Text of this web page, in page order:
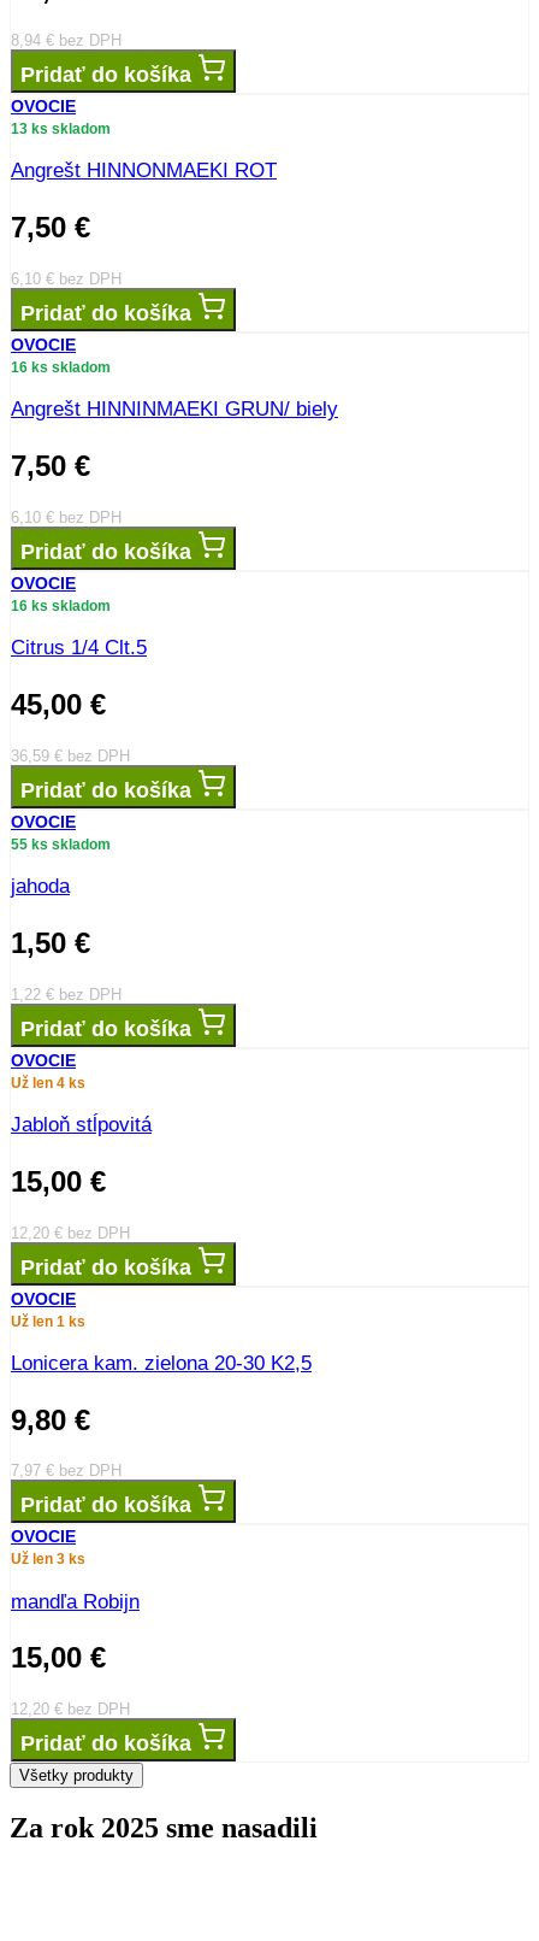
8,94 € bez DPH
Pridať do košíka
OVOCIE
13 ks skladom
Angrešt HINNONMAEKI ROT
7,50 €
6,10 € bez DPH
Pridať do košíka
OVOCIE
16 ks skladom
Angrešt HINNINMAEKI GRUN/ biely
7,50 €
6,10 € bez DPH
Pridať do košíka
OVOCIE
16 ks skladom
Citrus 1/4 Clt.5
45,00 €
36,59 € bez DPH
Pridať do košíka
OVOCIE
55 ks skladom
jahoda
1,50 €
1,22 € bez DPH
Pridať do košíka
OVOCIE
Už len 4 ks
Jabloň stĺpovitá
15,00 €
12,20 € bez DPH
Pridať do košíka
OVOCIE
Už len 1 ks
Lonicera kam. zielona 20-30 K2,5
9,80 €
7,97 € bez DPH
Pridať do košíka
OVOCIE
Už len 3 ks
mandľa Robijn
15,00 €
12,20 € bez DPH
Pridať do košíka
Všetky produkty
Za rok 2025 sme nasadili